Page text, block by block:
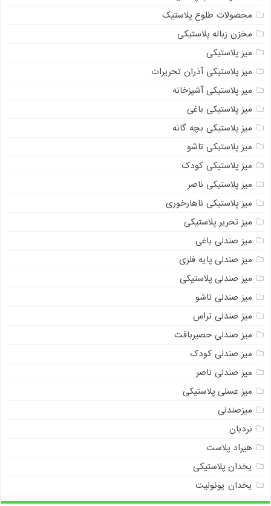
محصولات طلوع پلاستیک
مخزن زباله پلاستیکی
میز پلاستیکی
میز پلاستیکی آذران تحریرات
میز پلاستیکی آشپزخانه
میز پلاستیکی باغی
میز پلاستیکی بچه گانه
میز پلاستیکی تاشو
میز پلاستیکی کودک
میز پلاستیکی ناصر
میز پلاستیکی ناهارخوری
میز تحریر پلاستیکی
میز صندلی باغی
میز صندلی پایه فلزی
میز صندلی پلاستیکی
میز صندلی تاشو
میز صندلی تراس
میز صندلی حصیربافت
میز صندلی کودک
میز صندلی ناصر
میز عسلی پلاستیکی
میزصندلی
نردبان
هیراد پلاست
یخدان پلاستیکی
یخدان یونولیت